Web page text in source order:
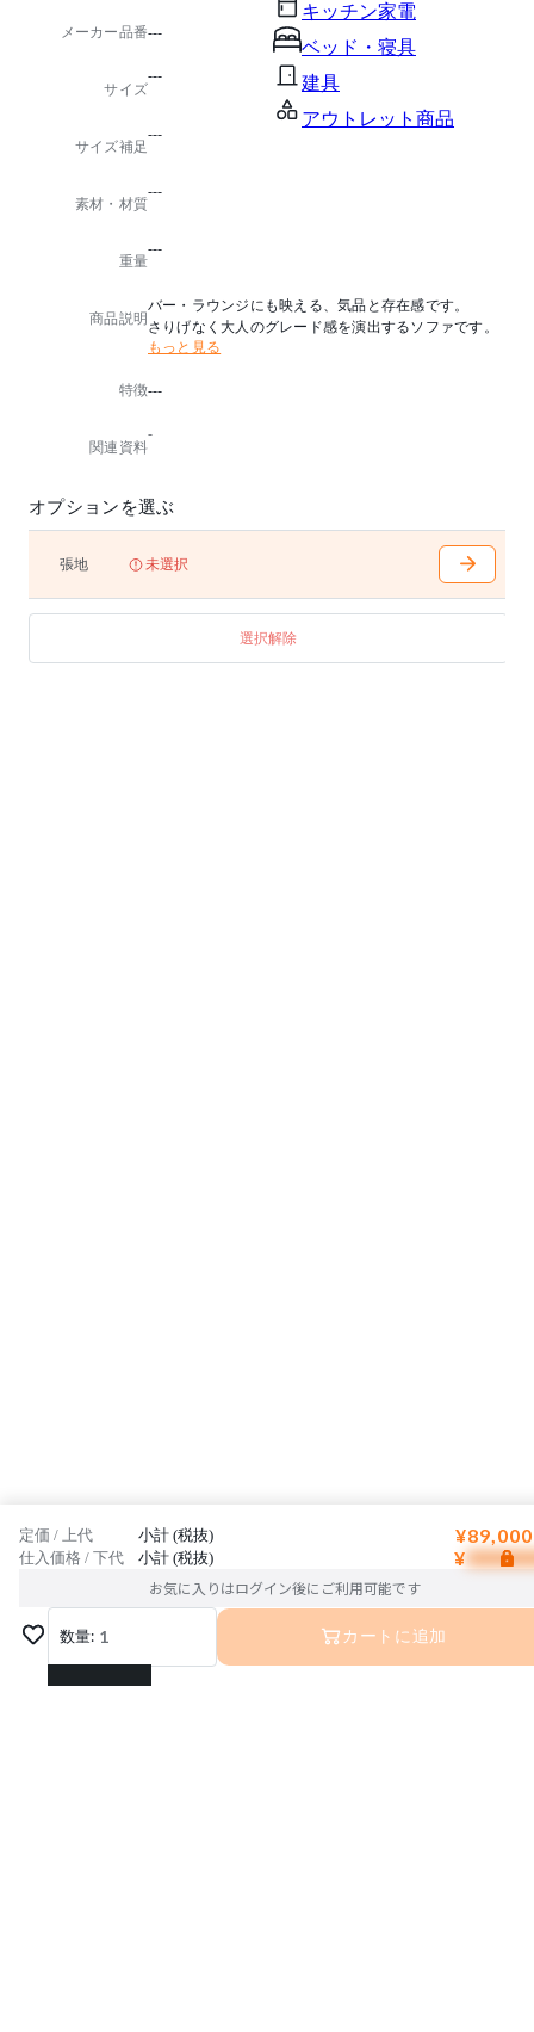
キッチン家電
ベッド・寝具
建具
アウトレット商品
メーカー品番---
サイズ
---
サイズ補足
---
素材・材質
---
重量
---
商品説明
バー・ラウンジにも映える、気品と存在感です。
さりげなく大人のグレード感を演出するソファです。
もっと見る
特徴---
関連資料
-
オプションを選ぶ
張地 未選択
選択解除
定価 / 上代 小計 (税抜)
仕入価格 / 下代 小計 (税抜) ¥
お気に入りはログイン後にご利用可能です
数量: 1
1
カートに追加